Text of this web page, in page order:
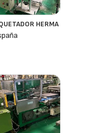
HERMA